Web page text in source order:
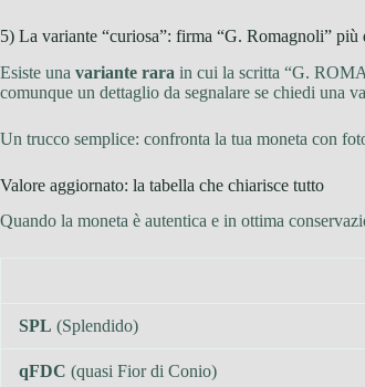
5) La variante “curiosa”: firma “G. Romagnoli” più
Esiste una variante rara in cui la scritta “G.
comunque un dettaglio da segnalare se chiedi una
Un trucco semplice: confronta la tua moneta con
Valore aggiornato: la tabella che chiarisce tutto
Quando la moneta è autentica e in ottima
SPL (Splendido)
qFDC (quasi Fior di Conio)